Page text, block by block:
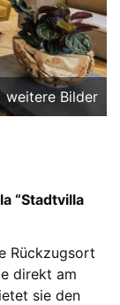
weitere Bilder
“Stadtvilla
Rückzugsort
direkt am
sie den